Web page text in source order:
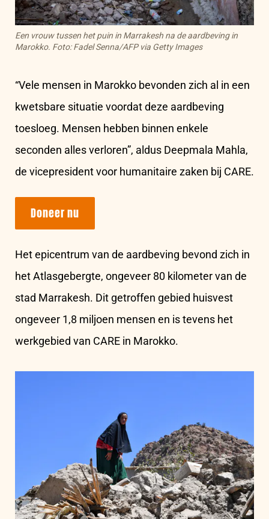
Een vrouw tussen het puin in Marrakesh na de aardbeving in
Marokko. Foto: Fadel Senna/AFP via Getty Images
“Vele mensen in Marokko bevonden zich al in een
kwetsbare situatie voordat deze aardbeving
toesloeg. Mensen hebben binnen enkele
seconden alles verloren”, aldus Deepmala Mahla,
de vicepresident voor humanitaire zaken bij CARE.
Doneer nu
Het epicentrum van de aardbeving bevond zich in
het Atlasgebergte, ongeveer 80 kilometer van de
stad Marrakesh. Dit getroffen gebied huisvest
ongeveer 1,8 miljoen mensen en is tevens het
werkgebied van CARE in Marokko.